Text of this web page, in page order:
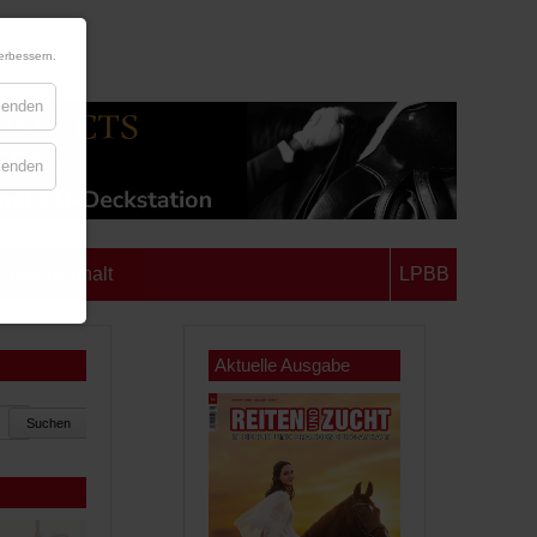
Anhalt LPBB
Suchen
Aktuelle Ausgabe